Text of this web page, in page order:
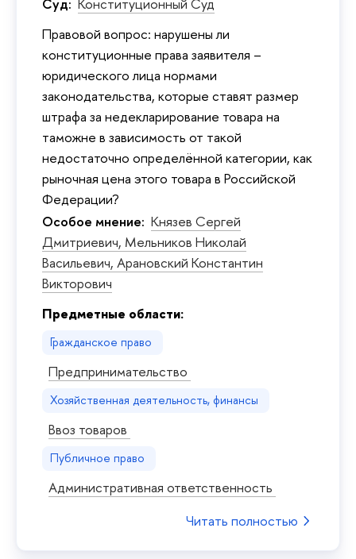
Суд: Конституционный Суд
Правовой вопрос: нарушены ли
конституционные права заявителя –
юридического лица нормами
законодательства, которые ставят размер
штрафа за недекларирование товара на
таможне в зависимость от такой
недостаточно определённой категории, как
рыночная цена этого товара в Российской
Федерации?
Особое мнение: Князев Сергей
Дмитриевич, Мельников Николай
Васильевич, Арановский Константин
Викторович
Предметные области:
Гражданское право
Предпринимательство
Хозяйственная деятельность, финансы
Ввоз товаров
Публичное право
Административная ответственность
Читать полностью